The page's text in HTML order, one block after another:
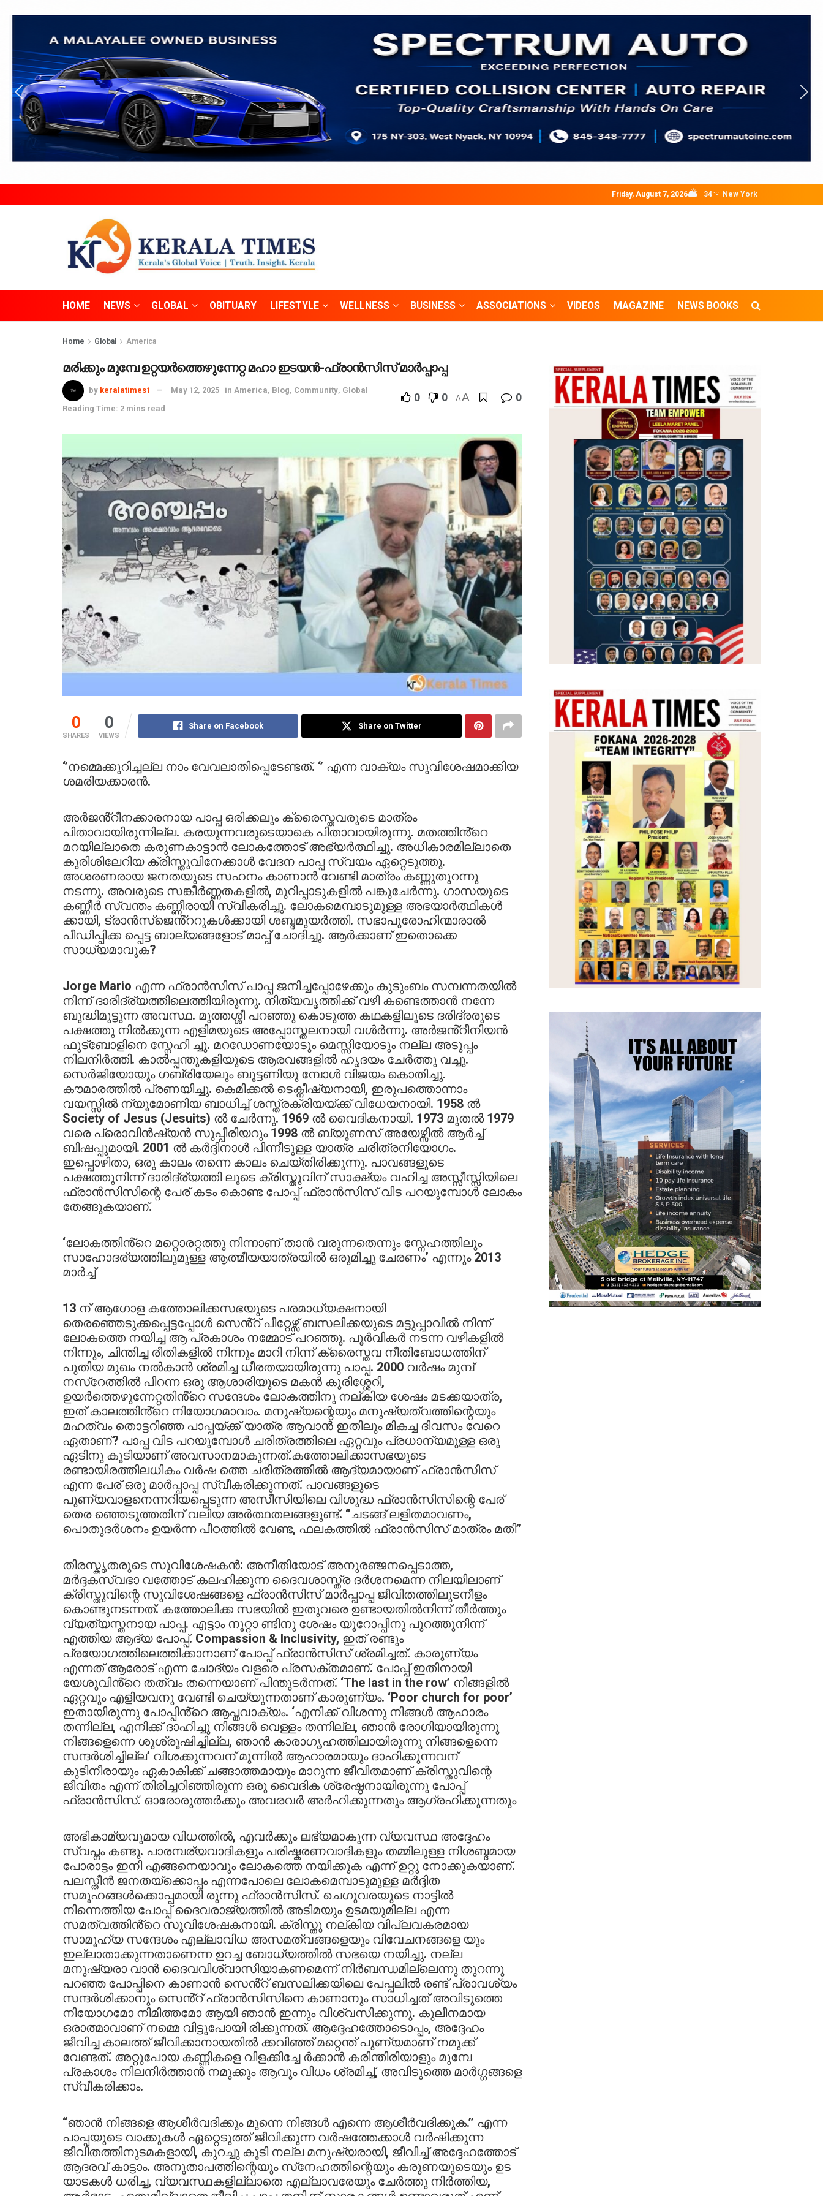
Friday, August 7, 2026 34 °C New York
HOME NEWS GLOBAL OBITUARY LIFESTYLE WELLNESS BUSINESS ASSOCIATIONS VIDEOS MAGAZINE NEWS BOOKS
Home Global America
മരിക്കും മുമ്പേ ഉറ്റയർത്തെഴുന്നേറ്റ മഹാ ഇടയൻ-ഫ്രാൻസിസ് മാർപ്പാപ്പ
by keralatimes1 May 12, 2025 in America, Blog, Community, Global
Reading Time: 2 mins read
0 0 AA 0
0
SHARES
0
VIEWS
Share on Facebook Share on Twitter
‘’നമ്മെക്കുറിച്ചല്ല നാം വേവലാതിപ്പെടേണ്ടത്. ‘’ എന്ന വാക്യം സുവിശേഷമാക്കിയ
ശമരിയക്കാരൻ.
അർജൻ്റീനക്കാരനായ പാപ്പ ഒരിക്കലും ക്രൈസ്തവരുടെ മാത്രം
പിതാവായിരുന്നില്ല. കരയുന്നവരുടെയാകെ പിതാവായിരുന്നു. മതത്തിൻ്റെ
മറയില്ലാതെ കരുണകാട്ടാൻ ലോകത്തോട് അഭ്യർത്ഥിച്ചു. അധികാരമില്ലാതെ
കുരിശിലേറിയ ക്രിസ്തുവിനേക്കാൾ വേദന പാപ്പ സ്വയം ഏറ്റെടുത്തു.
അശരണരായ ജനതയുടെ സഹനം കാണാൻ വേണ്ടി മാത്രം കണ്ണുതുറന്നു
നടന്നു. അവരുടെ സങ്കീർണ്ണതകളിൽ, മുറിപ്പാടുകളിൽ പങ്കുചേർന്നു. ഗാസയുടെ
കണ്ണീർ സ്വന്തം കണ്ണീരായി സ്വീകരിച്ചു. ലോകമെമ്പാടുമുള്ള അഭയാർത്ഥികൾ
ക്കായി, ട്രാൻസ്ജെൻ്ററുകൾക്കായി ശബ്ദമുയർത്തി. സഭാപുരോഹിന്മാരാൽ
പീഡിപ്പിക്ക പ്പെട്ട ബാല്യങ്ങളോട് മാപ്പ് ചോദിച്ചു. ആർക്കാണ് ഇതൊക്കെ
സാധ്യമാവുക?
Jorge Mario എന്ന ഫ്രാൻസിസ് പാപ്പ ജനിച്ചപ്പോഴേക്കും കുടുംബം സമ്പന്നതയിൽ
നിന്ന് ദാരിദ്ര്യത്തിലെത്തിയിരുന്നു. നിത്യവൃത്തിക്ക് വഴി കണ്ടെത്താൻ നന്നേ
ബുദ്ധിമുട്ടുന്ന അവസ്ഥ. മുത്തശ്ശീ പറഞ്ഞു കൊടുത്ത കഥകളിലൂടെ ദരിദ്രരുടെ
പക്ഷത്തു നിൽക്കുന്ന എളിമയുടെ അപ്പോസ്തലനായി വൾർന്നു. അർജൻ്റീനിയൻ
ഫുട്ബോളിനെ സ്നേഹി ച്ചു. മറഡോണയോടും മെസ്സിയോടും നല്ല അടുപ്പം
നിലനിർത്തി. കാൽപ്പന്തുകളിയുടെ ആരവങ്ങളിൽ ഹൃദയം ചേർത്തു വച്ചു.
സെർജിയോയും ഗബ്രിയേലും ബൂട്ടണിയു മ്പോൾ വിജയം കൊതിച്ചു.
കൗമാരത്തിൽ പ്രണയിച്ചു. കെമിക്കൽ ടെക്നീഷ്യനായി, ഇരുപത്തൊന്നാം
വയസ്സിൽ ന്യൂമോണിയ ബാധിച്ച് ശസ്ത്രക്രിയയ്ക്ക് വിധേയനായി. 1958 ൽ
Society of Jesus (Jesuits) ൽ ചേർന്നു. 1969 ൽ വൈദികനായി. 1973 മുതൽ 1979
വരെ പ്രൊവിൻഷ്യൻ സുപ്പീരിയറും 1998 ൽ ബ്യൂണസ് അയേഴ്സിൽ ആർച്ച്
ബിഷപ്പുമായി. 2001 ൽ കർദ്ദിനാൾ പിന്നീടുള്ള യാത്ര ചരിത്രനിയോഗം.
ഇപ്പൊഴിതാ, ഒരു കാലം തന്നെ കാലം ചെയ്തിരിക്കുന്നു. പാവങ്ങളുടെ
പക്ഷത്തുനിന്ന് ദാരിദ്ര്യത്തി ലൂടെ ക്രിസ്തുവിന് സാക്ഷ്യം വഹിച്ച അസ്സീസ്സിയിലെ
ഫ്രാൻസിസിന്റെ പേര് കടം കൊണ്ട പോപ്പ് ഫ്രാൻസിസ് വിട പറയുമ്പോൾ ലോകം
തേങ്ങുകയാണ്.
‘ലോകത്തിൻ്റെ മറ്റൊരറ്റത്തു നിന്നാണ് താൻ വരുന്നതെന്നും സ്നേഹത്തിലും
സാഹോദര്യത്തിലുമുള്ള ആത്മീയയാത്രയിൽ ഒരുമിച്ചു ചേരണം’ എന്നും 2013
മാർച്ച്
13 ന് ആഗോള കത്തോലിക്കസഭയുടെ പരമാധ്യക്ഷനായി
തെരഞ്ഞെടുക്കപ്പെട്ടപ്പോൾ സെൻ്റ് പീറ്റേഴ്സ് ബസലിക്കയുടെ മട്ടുപ്പാവിൽ നിന്ന്
ലോകത്തെ നയിച്ച ആ പ്രകാശം നമ്മോട് പറഞ്ഞു. പൂർവികർ നടന്ന വഴികളിൽ
നിന്നും, ചിന്തിച്ച രീതികളിൽ നിന്നും മാറി നിന്ന് ക്രൈസ്തവ നീതിബോധത്തിന്
പുതിയ മുഖം നൽകാൻ ശ്രമിച്ച ധീരതയായിരുന്നു പാപ്പ. 2000 വർഷം മുമ്പ്
നസ്റേത്തിൽ പിറന്ന ഒരു ആശാരിയുടെ മകൻ കുരിശ്ശേറി,
ഉയർത്തെഴുന്നേറ്റതിൻ്റെ സന്ദേശം ലോകത്തിനു നല്കിയ ശേഷം മടക്കയാത്ര,
ഇത് കാലത്തിൻ്റെ നിയോഗമാവാം. മനുഷ്യന്റെയും മനുഷ്യത്വത്തിന്റെയും
മഹത്വം തൊട്ടറിഞ്ഞ പാപ്പയ്ക്ക് യാത്ര ആവാൻ ഇതിലും മികച്ച ദിവസം വേറെ
ഏതാണ്? പാപ്പ വിട പറയുമ്പോൾ ചരിത്രത്തിലെ ഏറ്റവും പ്രധാന്യമുള്ള ഒരു
ഏടിനു കൂടിയാണ് അവസാനമാകുന്നത്.കത്തോലിക്കാസഭയുടെ
രണ്ടായിരത്തിലധികം വര്‍ഷ ത്തെ ചരിത്രത്തില്‍ ആദ്യമായാണ് ഫ്രാന്‍സിസ്
എന്ന പേര് ഒരു മാര്‍പ്പാപ്പ സ്വീകരിക്കുന്നത്. പാവങ്ങളുടെ
പുണ്യവാളനെന്നറിയപ്പെടുന്ന അസീസിയിലെ വിശുദ്ധ ഫ്രാന്‍സിസിന്റെ പേര്
തെര ഞ്ഞെടുത്തതിന് വലിയ അര്‍ത്ഥതലങ്ങളുണ്ട്. ‘’ചടങ്ങ് ലളിതമാവണം,
പൊതുദർശനം ഉയർന്ന പീഠത്തിൽ വേണ്ട, ഫലകത്തിൽ ഫ്രാൻസിസ് മാത്രം മതി’’
തിരസ്കൃതരുടെ സുവിശേഷകൻ: അനീതിയോട് അനുരഞ്ജനപ്പെടാത്ത,
മർദ്ദകസ്വഭാ വത്തോട് കലഹിക്കുന്ന ദൈവശാസ്ത്ര ദർശനമെന്ന നിലയിലാണ്
ക്രിസ്തുവിന്റെ സുവിശേഷങ്ങളെ ഫ്രാൻസിസ് മാർപ്പാപ്പ ജീവിതത്തിലുടനീളം
കൊണ്ടുനടന്നത്. കത്തോലിക്ക സഭയില്‍ ഇതുവരെ ഉണ്ടായതില്‍നിന്ന് തീര്‍ത്തും
വ്യത്യസ്തനായ പാപ്പ. എട്ടാം നൂറ്റാ ണ്ടിനു ശേഷം യൂറോപ്പിനു പുറത്തുനിന്ന്
എത്തിയ ആദ്യ പോപ്പ്. Compassion & Inclusivity, ഇത് രണ്ടും
പ്രയോഗത്തിലെത്തിക്കാനാണ് പോപ്പ് ഫ്രാൻസിസ് ശ്രമിച്ചത്. കാരുണ്യം
എന്നത് ആരോട് എന്ന ചോദ്യം വളരെ പ്രസക്തമാണ്. പോപ്പ് ഇതിനായി
യേശുവിൻ്റെ തത്വം തന്നെയാണ് പിന്തുടർന്നത്. ‘The last in the row’ നിങ്ങളിൽ
ഏറ്റവും എളിയവനു വേണ്ടി ചെയ്യുന്നതാണ് കാരുണ്യം. ‘Poor church for poor’
ഇതായിരുന്നു പോപ്പിൻ്റെ ആപ്തവാക്യം. ‘എനിക്ക് വിശന്നു നിങ്ങള്‍ ആഹാരം
തന്നില്ല, എനിക്ക് ദാഹിച്ചു നിങ്ങള്‍ വെള്ളം തന്നില്ല, ഞാന്‍ രോഗിയായിരുന്നു
നിങ്ങളെന്നെ ശുശ്രൂഷിച്ചില്ല, ഞാന്‍ കാരാഗൃഹത്തിലായിരുന്നു നിങ്ങളെന്നെ
സന്ദര്‍ശിച്ചില്ല’ വിശക്കുന്നവന് മുന്നില്‍ ആഹാരമായും ദാഹിക്കുന്നവന്
കുടിനീരായും ഏകാകിക്ക് ചങ്ങാത്തമായും മാറുന്ന ജീവിതമാണ് ക്രിസ്തുവിന്റെ
ജീവിതം എന്ന് തിരിച്ചറിഞ്ഞിരുന്ന ഒരു വൈദിക ശ്രേഷ്ഠനായിരുന്നു പോപ്പ്
ഫ്രാന്‍സിസ്. ഓരോരുത്തര്‍ക്കും അവരവര്‍ അര്‍ഹിക്കുന്നതും ആഗ്രഹിക്കുന്നതും
അഭികാമ്യവുമായ വിധത്തില്‍, എവർക്കും ലഭ്യമാകുന്ന വ്യവസ്ഥ അദ്ദേഹം
സ്വപ്നം കണ്ടു. പാരമ്പര്യവാദികളും പരിഷ്കരണവാദികളും തമ്മിലുള്ള നിശബ്ദമായ
പോരാട്ടം ഇനി എങ്ങനെയാവും ലോകത്തെ നയിക്കുക എന്ന് ഉറ്റു നോക്കുകയാണ്.
പലസ്തീൻ ജനതയ്ക്കൊപ്പം എന്നപോലെ ലോകമെമ്പാടുമുള്ള മർദ്ദിത
സമൂഹങ്ങൾക്കൊപ്പമായി രുന്നു ഫ്രാൻസിസ്. ചെഗുവരയുടെ നാട്ടിൽ
നിന്നെത്തിയ പോപ്പ് ദൈവരാജ്യത്തിൽ അടിമയും ഉടമയുമില്ല എന്ന
സമത്വത്തിൻ്റെ സുവിശേഷകനായി. ക്രിസ്തു നല്കിയ വിപ്ലവകരമായ
സാമൂഹ്യ സന്ദേശം എല്ലാവിധ അസമത്വങ്ങളെയും വിവേചനങ്ങളെ യും
ഇല്ലാതാക്കുന്നതാണെന്ന ഉറച്ച ബോധ്യത്തിൽ സഭയെ നയിച്ചു. നല്ല
മനുഷ്യരാ വാൻ ദൈവവിശ്വാസിയാകണമെന്ന് നിർബന്ധമില്ലെന്നു തുറന്നു
പറഞ്ഞ പോപ്പിനെ കാണാൻ സെൻ്റ് ബസലിക്കയിലെ പേപ്പലിൽ രണ്ട് പ്രാവശ്യം
സന്ദർശിക്കാനും സെൻ്റ് ഫ്രാൻസിസിനെ കാണാനും സാധിച്ചത് അവിടുത്തെ
നിയോഗമോ നിമിത്തമോ ആയി ഞാൻ ഇന്നും വിശ്വസിക്കുന്നു. കുലീനമായ
ഒരാത്മാവാണ് നമ്മെ വിട്ടുപോയി രിക്കുന്നത്. ആദ്ദേഹത്തോടൊപ്പം, അദ്ദേഹം
ജീവിച്ച കാലത്ത് ജീവിക്കാനായതിൽ ക്കവിഞ്ഞ് മറ്റെന്ത് പുണ്യമാണ് നമുക്ക്
വേണ്ടത്. അറ്റുപോയ കണ്ണികളെ വിളക്കിച്ചേ ർക്കാൻ കരിന്തിരിയാളും മുമ്പേ
പ്രകാശം നിലനിർത്താൻ നമുക്കും ആവും വിധം ശ്രമിച്ച്, അവിടുത്തെ മാർഗ്ഗങ്ങളെ
സ്വീകരിക്കാം.
“ഞാൻ നിങ്ങളെ ആശീർവദിക്കും മുന്നെ നിങ്ങൾ എന്നെ ആശീർവദിക്കുക.’’ എന്ന
പാപ്പയുടെ വാക്കുകൾ ഏറ്റെടുത്ത് ജീവിക്കുന്ന വർഷത്തേക്കാൾ വർഷിക്കുന്ന
ജീവിതത്തിനുടമകളായി, കുറച്ചു കൂടി നല്ല മനുഷ്യരായി, ജീവിച്ച് അദ്ദേഹത്തോട്
ആദരവ് കാട്ടാം. അനുതാപത്തിന്റെയും സ്‌നേഹത്തിന്റെയും കരുണയുടെയും ഉട
യാടകൾ ധരിച്ച, വ്യവസ്ഥകളില്ലാതെ എല്ലാവരേയും ചേർത്തു നിർത്തിയ,